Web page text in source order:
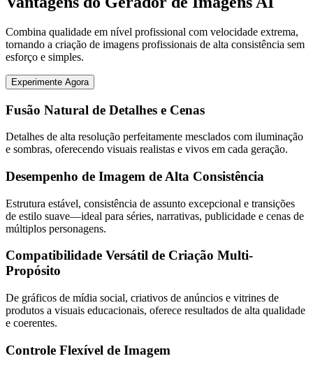
Combina qualidade em nível profissional com velocidade extrema,
tornando a criação de imagens profissionais de alta consistência sem
esforço e simples.
Experimente Agora
Fusão Natural de Detalhes e Cenas
Detalhes de alta resolução perfeitamente mesclados com iluminação
e sombras, oferecendo visuais realistas e vivos em cada geração.
Desempenho de Imagem de Alta Consistência
Estrutura estável, consistência de assunto excepcional e transições
de estilo suave—ideal para séries, narrativas, publicidade e cenas de
múltiplos personagens.
Compatibilidade Versátil de Criação Multi-
Propósito
De gráficos de mídia social, criativos de anúncios e vitrines de
produtos a visuais educacionais, oferece resultados de alta qualidade
e coerentes.
Controle Flexível de Imagem